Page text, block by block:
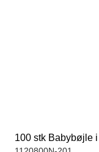
100 stk Babybøjle